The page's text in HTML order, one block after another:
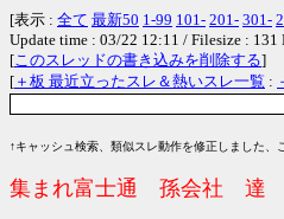
[表示 : 全て 最新50 1-99 101- 201- 301-
Update time : 03/22 12:11 / Filesize : 131
[このスレッドの書き込みを削除する]
[ ＋板 最近立ったスレ＆熱いスレ一覧 :
↑キャッシュ検索、類似スレ動作を修正しました、
集まれ富士通 孫会社 達